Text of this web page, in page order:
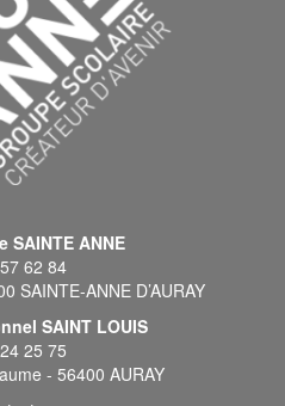
SAINTE ANNE
62 84
SAINTE-ANNE D’AURAY
SAINT LOUIS
25 75
- 56400 AURAY